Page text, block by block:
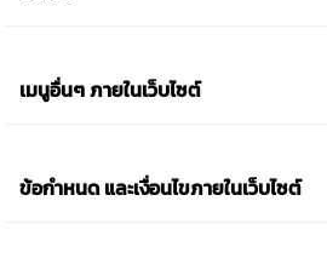
เมนูอื่นๆ ภายในเว็บไซต์
ข้อกำหนด และเงื่อนไขภายในเว็บไซต์